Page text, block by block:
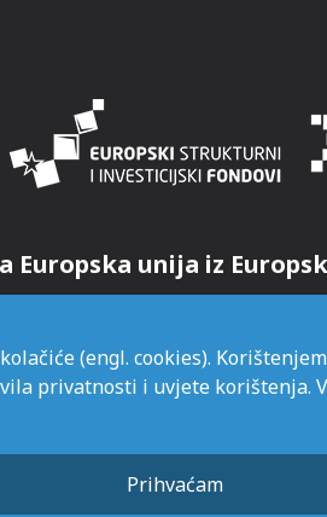
Europska unija iz
(engl. cookies).
privatnosti i uvjete korištenja.
Prihvaćam